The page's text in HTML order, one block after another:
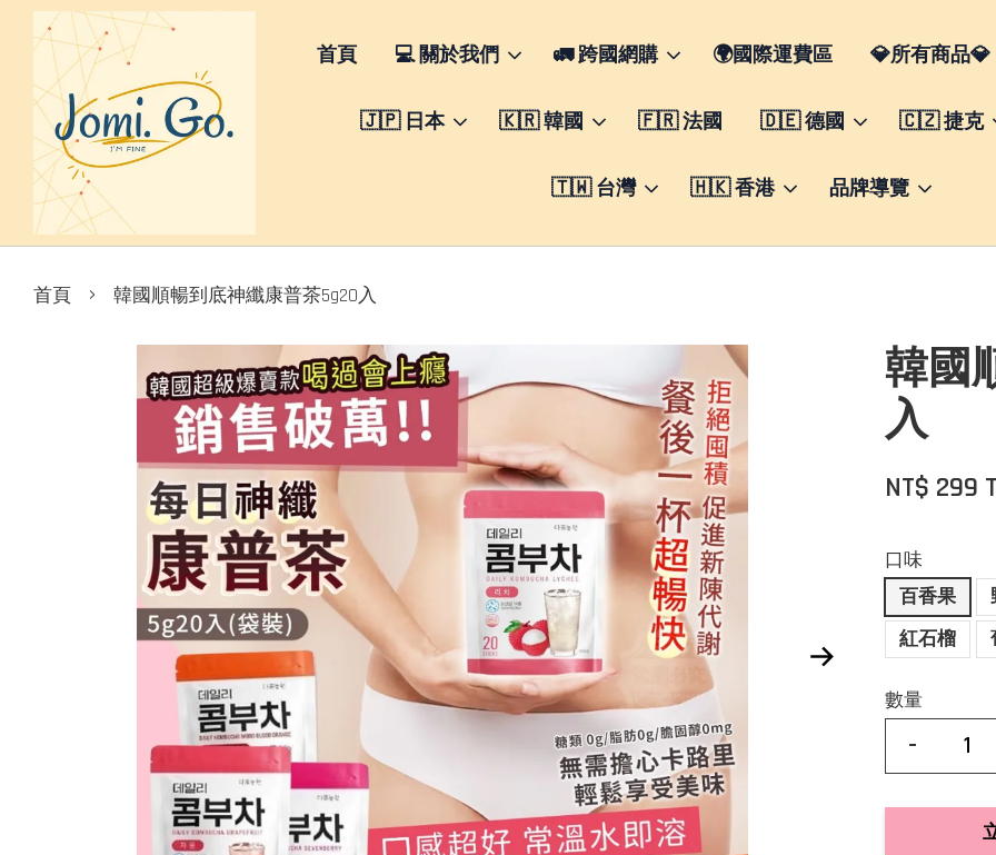
首頁 💻 關於我們 🚛 跨國網購 🌍國際運費區 💎所有商品💎
🇯🇵 日本 🇰🇷 韓國 🇫🇷 法國 🇩🇪 德國 🇨🇿 捷克
🇹🇼 台灣 🇭🇰 香港 品牌導覽
首頁 › 韓國順暢到底神纖康普茶5g20入
韓國
入
NT$ 299
口味
百香果
紅石榴
數量
-